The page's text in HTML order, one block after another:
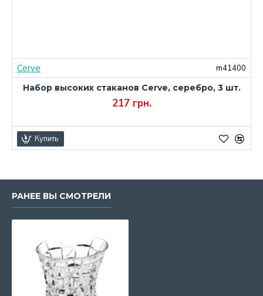
Cerve
m41400
Набор высоких стаканов Cerve, серебро, 3 шт.
217 грн.
Купить
РАНЕЕ ВЫ СМОТРЕЛИ